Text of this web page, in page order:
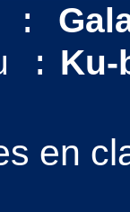
:
: Ku-
en